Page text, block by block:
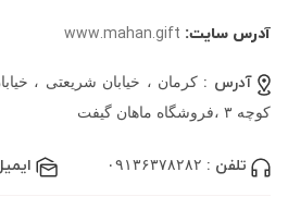
آدرس سایت: www.mahan.gift
آدرس :کرمان ، خیابان شریعتی ،
کوچه ۳ ،فروشگاه ماهان گیفت
تلفن : ۰۹۱۳۶۳۷۸۲۸۲